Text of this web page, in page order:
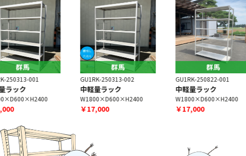
群馬
001
ク
群馬
GU1RK-250313-002
中軽量ラック
W1800×D600×H2400
￥17,000
GU1RK-250822-001
中軽量ラック
W1800×D600×H2400
￥17,000